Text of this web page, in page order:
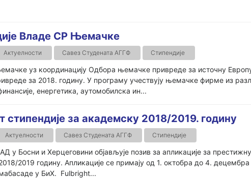
Владе СР Њемачке
Актуелности Савез Студената АГГФ Стипендије
уз координацију Одбора њемачке привреде за источну
за 2018. годину. У програму учествују њемачке фирме из
енергетика, аутомобилска ин...
стипендије за академску 2018/2019. годину
Актуелности Савез Студената АГГФ Стипендије
у Босни и Херцеговини објављује позив за апликације за престижну
2019 годину. Апликације се примају од 1. октобра до 4.
у БиХ. Fulbright...